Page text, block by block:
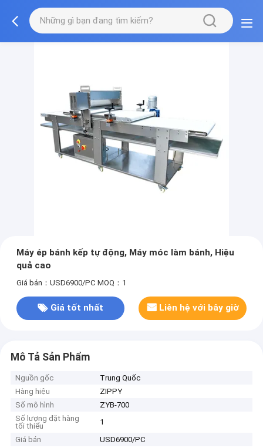
Máy ép bánh kếp tự động, Máy móc làm bánh, Hiệu
quả cao
Giá bán：USD6900/PC MOQ：1
Giá tốt nhất Liên hệ với bây giờ
Mô Tả Sản Phẩm
Nguồn gốc
Trung Quốc
Hàng hiệu
ZIPPY
Số mô hình
ZYB-700
Số lượng đặt hàng
tối thiểu
1
Giá bán
USD6900/PC